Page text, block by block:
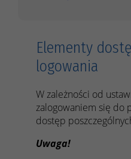
Elementy
logowania
W zależności od
zalogowaniem się do
dostęp
Uwaga!